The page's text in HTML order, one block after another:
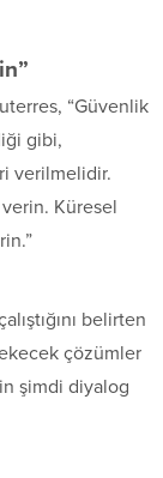
“Güvenlik
gibi,
verilmelidir.
Küresel
belirten
çözümler
şimdi diyalog